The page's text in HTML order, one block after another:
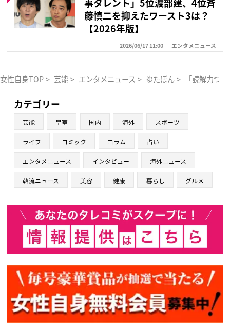
藤慎二を抑えたワースト3は？
【2026年版】
2026/06/17 11:00 エンタメニュース
女性自身TOP > 芸能 > エンタメニュース > ゆたぼん > 「読解力つ
カテゴリー
芸能 皇室 国内 海外 スポーツ
ライフ コミック コラム 占い
エンタメニュース インタビュー 海外ニュース
韓流ニュース 美容 健康 暮らし グルメ